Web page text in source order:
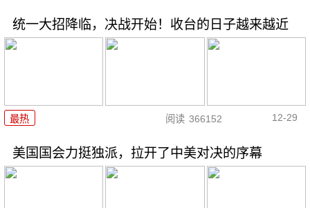
统一大招降临，决战开始！收台的日子越来越近
最热 阅读 366152 12-29
美国国会力挺独派，拉开了中美对决的序幕